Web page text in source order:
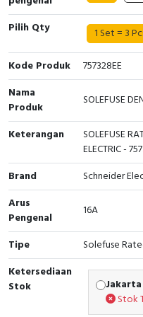
Interactive Flat Panel
Extension Power
Vacuum
EcoStruxure Terminal
Pendant / Crane
Panel Kendali
Selector Iluminasi
Flash Buzzers
Potensiometer
Joystick Controller
Foot Switch
Tower Light
Accessories
Exlhoist / Wireless
Terminal Block
Engsel / Hinge
Industrial Plug &
Busbar
Junction Box
MCB Box
Motion Sensors
Accessories
Accessories Elektrikal
Inverter
Electric Motor
Accessories
Digistart
Testers
Compact Data Loggers
Field Measuring
Pilih Qty
1 Set = 3
Kode Produk
757328EE
Nama
Produk
SOLEFUSE
Keterangan
SOLEFUSE
ELECTRIC -
Brand
Schneider
Arus
Pengenal
16A
Tipe
Solefuse
Ketersediaan
Stok
Jakarta
Stok